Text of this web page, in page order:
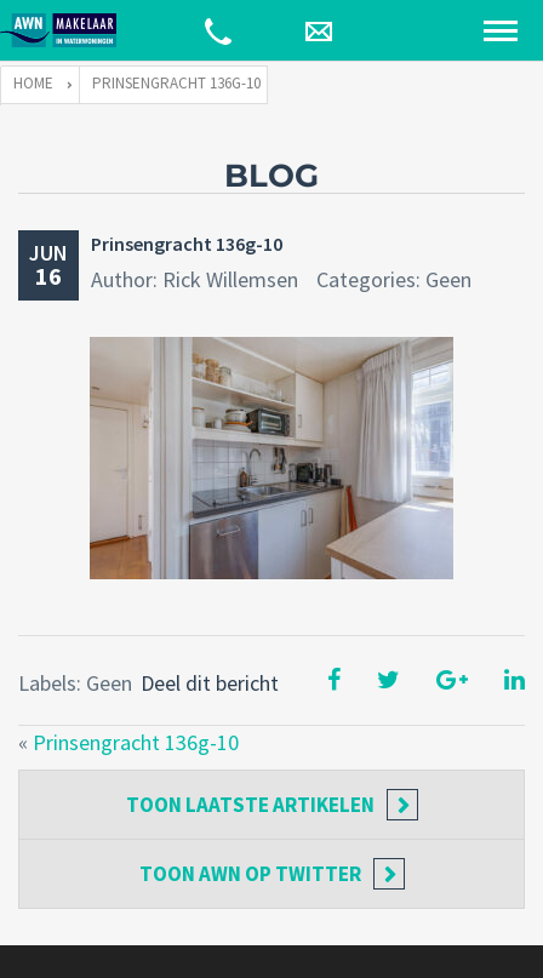
HOME PRINSENGRACHT 136G-10
BLOG
JUN
16
Prinsengracht 136g-10
Author: Rick Willemsen Categories: Geen
Deel dit bericht
Labels: Geen
« Prinsengracht 136g-10
TOON LAATSTE ARTIKELEN
TOONAWN OP TWITTER